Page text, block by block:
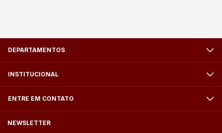
DEPARTAMENTOS
INSTITUCIONAL
ENTRE EM CONTATO
NEWSLETTER